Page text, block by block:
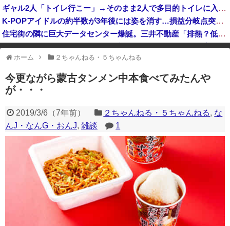
ギャル2人「トイレ行こー」→そのまま2人で多目的トイレに入って・・・え？？？女性ってこれ普通なの？？？
K-POPアイドルの約半数が3年後には姿を消す…損益分岐点突破は4％未満
住宅街の隣に巨大データセンター爆誕。三井不動産「排熱？低周波音？データはまだ出せません」住民ブチギレ
中国「大豪雨！」三峡ダム「基礎部分破損」中国「全力放流！」台風13号「中国上陸予測」台風15号「中国接近（画像」中国「台風同時上陸！（穀物生産が壊滅危機」→
一部のコンテンツが表示されなくなったり、サイト全体のレイアウトが崩れ
たりする場合があります。
ホーム ２ちゃんねる・５ちゃんねる
今更ながら蒙古タンメン中本食べてみたんや
が・・・
2019/3/6（7年前） ２ちゃんねる・５ちゃんねる, な
んJ・なんG・おんJ, 雑談 1